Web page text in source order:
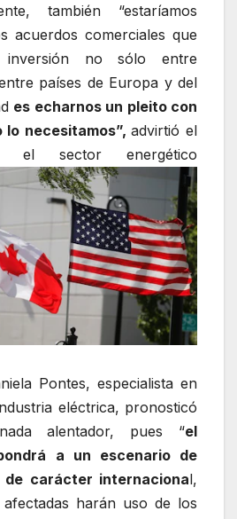
también “estaríamos
acuerdos comerciales que
inversión no sólo entre
países de Europa y del
es echarnos un pleito con
lo necesitamos”,advirtió el
el sector energético
Pontes, especialista en
eléctrica, pronosticó
alentador, pues “el
a un escenario de
de carácter internacional,
harán uso de los